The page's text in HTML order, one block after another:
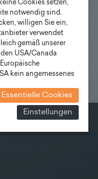
Aluminiummaste"
Cookies setzen,
notwendig sind.
willigen Sie ein,
verwendet
gemäß unserer
USA/Canada
kein angemessenes
Behörden, zu
verarbeitet
Rechtsbehelfe
Sie jederzeit Ihre
ausüben.
Essentielle Cookies
Einstellungen